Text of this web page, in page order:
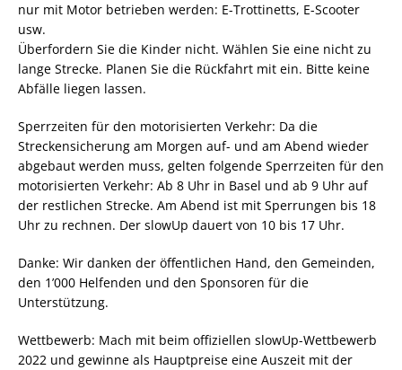
nur mit Motor betrieben werden: E-Trottinetts, E-Scooter
usw.
Überfordern Sie die Kinder nicht. Wählen Sie eine nicht zu
lange Strecke. Planen Sie die Rückfahrt mit ein. Bitte keine
Abfälle liegen lassen.
Sperrzeiten für den motorisierten Verkehr: Da die
Streckensicherung am Morgen auf- und am Abend wieder
abgebaut werden muss, gelten folgende Sperrzeiten für den
motorisierten Verkehr: Ab 8 Uhr in Basel und ab 9 Uhr auf
der restlichen Strecke. Am Abend ist mit Sperrungen bis 18
Uhr zu rechnen. Der slowUp dauert von 10 bis 17 Uhr.
Danke: Wir danken der öffentlichen Hand, den Gemeinden,
den 1’000 Helfenden und den Sponsoren für die
Unterstützung.
Wettbewerb: Mach mit beim offiziellen slowUp-Wettbewerb
2022 und gewinne als Hauptpreise eine Auszeit mit der